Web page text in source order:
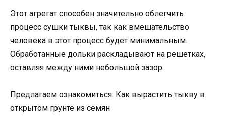
Этот агрегат способен значительно облегчить
процесс сушки тыквы, так как вмешательство
человека в этот процесс будет минимальным.
Обработанные дольки раскладывают на решетках,
оставляя между ними небольшой зазор.
Предлагаем ознакомиться: Как вырастить тыкву в
открытом грунте из семян